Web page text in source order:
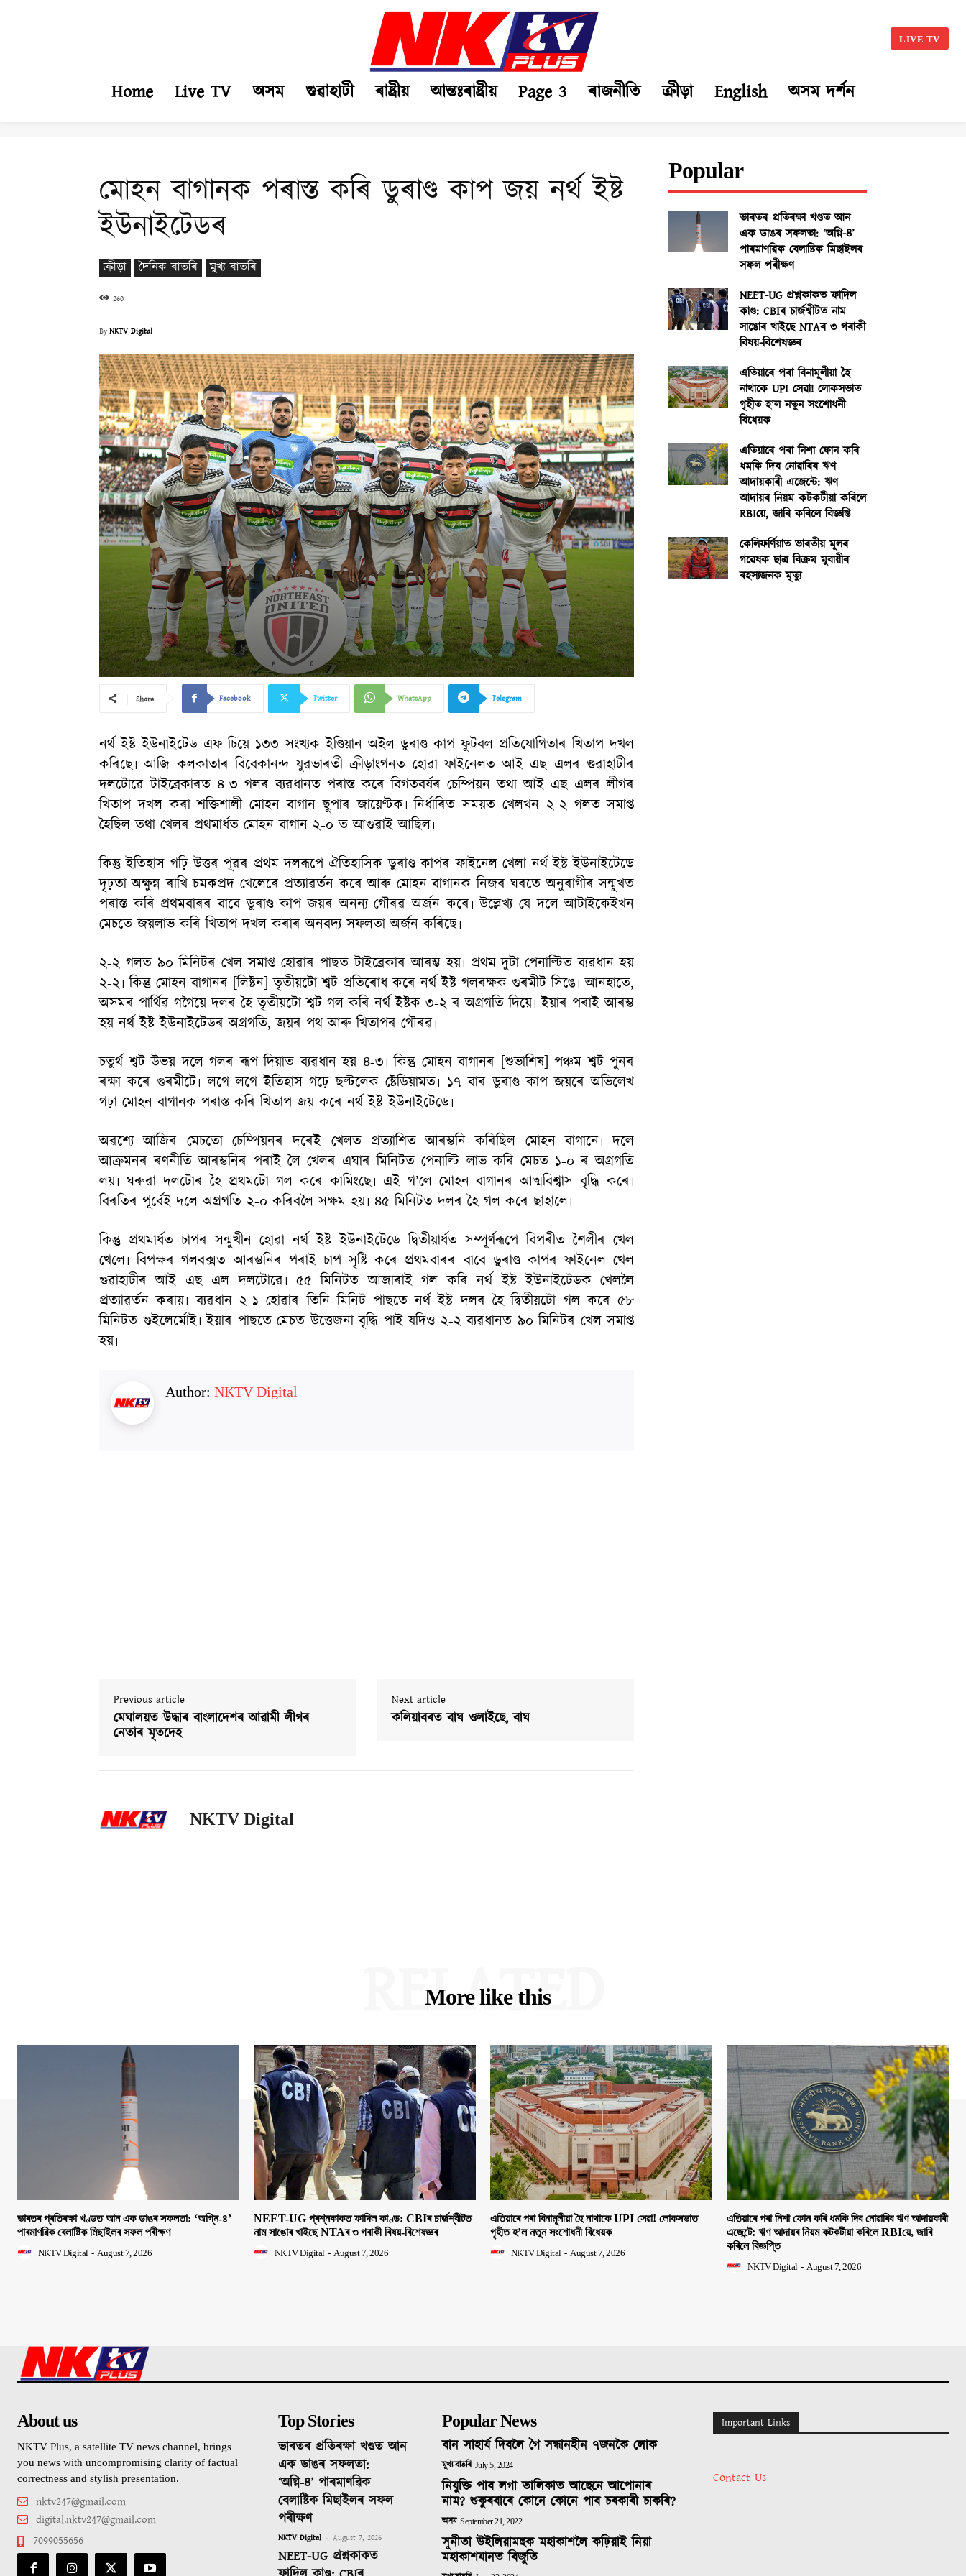
LIVE TV
Home Live TV অসম গুৱাহাটী ৰাষ্ট্ৰীয় আন্তঃৰাষ্ট্ৰীয় Page 3 ৰাজনীতি ক্ৰীড়া English অসম দৰ্শন
মোহন বাগানক পৰাস্ত কৰি ডুৰাণ্ড কাপ জয় নৰ্থ ইষ্ট
ইউনাইটেডৰ
ক্ৰীড়া দৈনিক বাতৰি মুখ্য বাতৰি
260
ByNKTV Digital
Share Facebook Twitter WhatsApp Telegram
নৰ্থ ইষ্ট ইউনাইটেড এফ চিয়ে ১৩৩ সংখ্যক ইণ্ডিয়ান অইল ডুৰাণ্ড কাপ ফুটবল প্ৰতিযোগিতাৰ খিতাপ দখল
কৰিছে৷ আজি কলকাতাৰ বিবেকানন্দ যুৱভাৰতী ক্ৰীড়াংগনত হোৱা ফাইনেলত আই এছ এলৰ গুৱাহাটীৰ
দলটোৱে টাইব্ৰেকাৰত ৪-৩ গলৰ ব্যৱধানত পৰাস্ত কৰে বিগতবৰ্ষৰ চেম্পিয়ন তথা আই এছ এলৰ লীগৰ
খিতাপ দখল কৰা শক্তিশালী মোহন বাগান ছুপাৰ জায়েণ্টক৷ নিৰ্ধাৰিত সময়ত খেলখন ২-২ গলত সমাপ্ত
হৈছিল তথা খেলৰ প্ৰথমাৰ্ধত মোহন বাগান ২-০ ত আগুৱাই আছিল৷
কিন্তু ইতিহাস গঢ়ি উত্তৰ-পূৱৰ প্ৰথম দলৰূপে ঐতিহাসিক ডুৰাণ্ড কাপৰ ফাইনেল খেলা নৰ্থ ইষ্ট ইউনাইটেডে
দৃঢ়তা অক্ষুন্ন ৰাখি চমকপ্ৰদ খেলেৰে প্ৰত্যাৱৰ্তন কৰে আৰু মোহন বাগানক নিজৰ ঘৰতে অনুৰাগীৰ সন্মুখত
পৰাস্ত কৰি প্ৰথমবাৰৰ বাবে ডুৰাণ্ড কাপ জয়ৰ অনন্য গৌৰৱ অৰ্জন কৰে৷ উল্লেখ্য যে দলে আটাইকেইখন
মেচতে জয়লাভ কৰি খিতাপ দখল কৰাৰ অনবদ্য সফলতা অৰ্জন কৰিছে৷
২-২ গলত ৯০ মিনিটৰ খেল সমাপ্ত হোৱাৰ পাছত টাইব্ৰেকাৰ আৰম্ভ হয়৷ প্ৰথম দুটা পেনাল্টিত ব্যৱধান হয়
২-২৷ কিন্তু মোহন বাগানৰ [লিষ্টন] তৃতীয়টো শ্বট প্ৰতিৰোধ কৰে নৰ্থ ইষ্ট গলৰক্ষক গুৰমীট সিঙে৷ আনহাতে,
অসমৰ পাৰ্থিৱ গগৈয়ে দলৰ হৈ তৃতীয়টো শ্বট গল কৰি নৰ্থ ইষ্টক ৩-২ ৰ অগ্ৰগতি দিয়ে৷ ইয়াৰ পৰাই আৰম্ভ
হয় নৰ্থ ইষ্ট ইউনাইটেডৰ অগ্ৰগতি, জয়ৰ পথ আৰু খিতাপৰ গৌৰৱ৷
চতুৰ্থ শ্বট উভয় দলে গলৰ ৰূপ দিয়াত ব্যৱধান হয় ৪-৩৷ কিন্তু মোহন বাগানৰ [শুভাশিষ] পঞ্চম শ্বট পুনৰ
ৰক্ষা কৰে গুৰমীটে৷ লগে লগে ইতিহাস গঢ়ে ছল্টলেক ষ্টেডিয়ামত৷ ১৭ বাৰ ডুৰাণ্ড কাপ জয়ৰে অভিলেখ
গঢ়া মোহন বাগানক পৰাস্ত কৰি খিতাপ জয় কৰে নৰ্থ ইষ্ট ইউনাইটেডে৷
অৱশ্যে আজিৰ মেচতো চেম্পিয়নৰ দৰেই খেলত প্ৰত্যাশিত আৰম্ভনি কৰিছিল মোহন বাগানে৷ দলে
আক্ৰমনৰ ৰণনীতি আৰম্ভনিৰ পৰাই লৈ খেলৰ এঘাৰ মিনিটত পেনাল্টি লাভ কৰি মেচত ১-০ ৰ অগ্ৰগতি
লয়৷ ঘৰুৱা দলটোৰ হৈ প্ৰথমটো গল কৰে কামিংছে৷ এই গ’লে মোহন বাগানৰ আত্মবিশ্বাস বৃদ্ধি কৰে৷
বিৰতিৰ পূৰ্বেই দলে অগ্ৰগতি ২-০ কৰিবলৈ সক্ষম হয়৷ ৪৫ মিনিটত দলৰ হৈ গল কৰে ছাহালে৷
কিন্তু প্ৰথমাৰ্ধত চাপৰ সন্মুখীন হোৱা নৰ্থ ইষ্ট ইউনাইটেডে দ্বিতীয়াৰ্ধত সম্পূৰ্ণৰূপে বিপৰীত শৈলীৰ খেল
খেলে৷ বিপক্ষৰ গলবক্সত আৰম্ভনিৰ পৰাই চাপ সৃষ্টি কৰে প্ৰথমবাৰৰ বাবে ডুৰাণ্ড কাপৰ ফাইনেল খেল
গুৱাহাটীৰ আই এছ এল দলটোৱে৷ ৫৫ মিনিটত আজাৰাই গল কৰি নৰ্থ ইষ্ট ইউনাইটেডক খেললৈ
প্ৰত্যাৱৰ্তন কৰায়৷ ব্যৱধান ২-১ হোৱাৰ তিনি মিনিট পাছতে নৰ্থ ইষ্ট দলৰ হৈ দ্বিতীয়টো গল কৰে ৫৮
মিনিটত গুইলেৰ্মোই৷ ইয়াৰ পাছতে মেচত উত্তেজনা বৃদ্ধি পাই যদিও ২-২ ব্যৱধানত ৯০ মিনিটৰ খেল সমাপ্ত
হয়৷
Author: NKTV Digital
Previous article
মেঘালয়ত উদ্ধাৰ বাংলাদেশৰ আৱামী লীগৰ
নেতাৰ মৃতদেহ
Next article
কলিয়াবৰত বাঘ ওলাইছে, বাঘ
NKTV Digital
Popular
ভাৰতৰ প্ৰতিৰক্ষা খণ্ডত আন
এক ডাঙৰ সফলতা: ‘অগ্নি-৪’
পাৰমাণৱিক বেলাষ্টিক মিছাইলৰ
সফল পৰীক্ষণ
NEET-UG প্ৰশ্নকাকত ফাদিল
কাণ্ড: CBIৰ চাৰ্জশ্বীটত নাম
সাঙোৰ খাইছে NTAৰ ৩ গৰাকী
বিষয়-বিশেষজ্ঞৰ
এতিয়াৰে পৰা বিনামূলীয়া হৈ
নাথাকে UPI সেৱা! লোকসভাত
গৃহীত হ’ল নতুন সংশোধনী
বিধেয়ক
এতিয়াৰে পৰা নিশা ফোন কৰি
ধমকি দিব নোৱাৰিব ঋণ
আদায়কাৰী এজেন্টে: ঋণ
আদায়ৰ নিয়ম কটকটীয়া কৰিলে
RBIয়ে, জাৰি কৰিলে বিজ্ঞপ্তি
কেলিফৰ্ণিয়াত ভাৰতীয় মূলৰ
গৱেষক ছাত্ৰ বিক্ৰম মুবায়ীৰ
ৰহস্যজনক মৃত্যু
More like this
RELATED
ভাৰতৰ প্ৰতিৰক্ষা খণ্ডত আন এক ডাঙৰ সফলতা: ‘অগ্নি-৪’
পাৰমাণৱিক বেলাষ্টিক মিছাইলৰ সফল পৰীক্ষণ
NKTV Digital - August 7, 2026
NEET-UG প্ৰশ্নকাকত ফাদিল কাণ্ড: CBIৰ চাৰ্জশ্বীটত
নাম সাঙোৰ খাইছে NTAৰ ৩ গৰাকী বিষয়-বিশেষজ্ঞৰ
NKTV Digital - August 7, 2026
এতিয়াৰে পৰা বিনামূলীয়া হৈ নাথাকে UPI সেৱা! লোকসভাত
গৃহীত হ’ল নতুন সংশোধনী বিধেয়ক
NKTV Digital - August 7, 2026
এতিয়াৰে পৰা নিশা ফোন কৰি ধমকি দিব নোৱাৰিব ঋণ আদায়কাৰী
এজেন্টে: ঋণ আদায়ৰ নিয়ম কটকটীয়া কৰিলে RBIয়ে, জাৰি
কৰিলে বিজ্ঞপ্তি
NKTV Digital - August 7, 2026
About us
NKTV Plus, a satellite TV news channel, brings
you news with uncompromising clarity of factual
correctness and stylish presentation.
nktv247@gmail.com
digital.nktv247@gmail.com
7099055656
Top Stories
ভাৰতৰ প্ৰতিৰক্ষা খণ্ডত আন
এক ডাঙৰ সফলতা:
‘অগ্নি-৪’ পাৰমাণৱিক
বেলাষ্টিক মিছাইলৰ সফল
পৰীক্ষণ
NKTV Digital - August 7, 2026
NEET-UG প্ৰশ্নকাকত
Popular News
বান সাহাৰ্য দিবলৈ গৈ সন্ধানহীন ৭জনকৈ লোক
মুখ্য বাতৰি July 5, 2024
নিযুক্তি পাব লগা তালিকাত আছেনে আপোনাৰ
নাম? শুকুৰবাৰে কোনে কোনে পাব চৰকাৰী চাকৰি?
অসম September 21, 2022
সুনীতা উইলিয়ামছক মহাকাশলৈ কঢ়িয়াই নিয়া
মহাকাশযানত বিজুতি
Important Links
Contact Us